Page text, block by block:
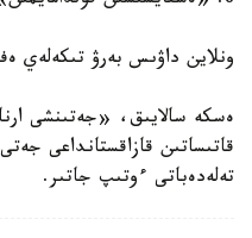
ونلاين داۋىس بەرۋ تىكەلەي
ەسكە سالايىق، «جەتىنشى
قاتىساتىن قازاقستانداعى
تەلەدەباتى ءوتىپ جاتىر.